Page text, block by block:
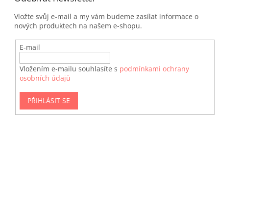
Vložte svůj e-mail a my vám budeme zasílat informace o
nových produktech na našem e-shopu.
E-mail
Vložením e-mailu souhlasíte s podmínkami ochrany
osobních údajů
PŘIHLÁSIT SE